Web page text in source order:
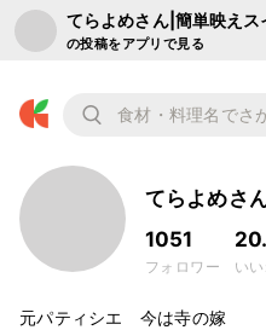
てらよめさん|簡単映えス
の投稿をアプリで見る
てらよめさ
1051
フォロワー い
元パティシエ　今は寺の嫁